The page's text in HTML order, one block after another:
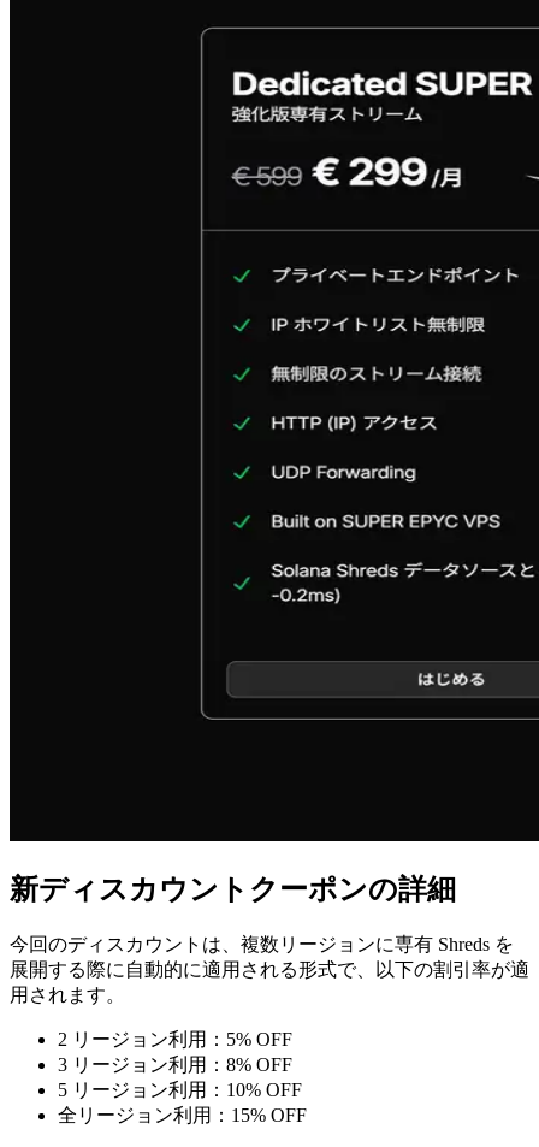
新ディスカウントクーポンの詳細
今回のディスカウントは、複数リージョンに専有 Shreds を
展開する際に自動的に適用される形式で、以下の割引率が適
用されます。
2 リージョン利用：5% OFF
3 リージョン利用：8% OFF
5 リージョン利用：10% OFF
全リージョン利用：15% OFF